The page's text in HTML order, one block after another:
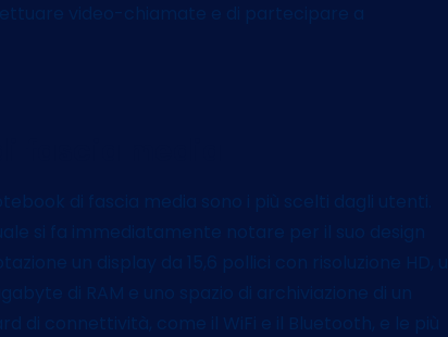
video-chiamate e di partecipare a
di fascia media sono i più scelti dagli utenti.
si fa immediatamente notare per il suo design
un display da 15,6 pollici con risoluzione HD, un
di RAM e uno spazio di archiviazione di un
di connettività, come il WiFi e il Bluetooth, e le più